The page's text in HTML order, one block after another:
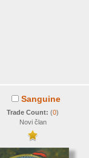
Sanguine
Trade Count:(0)
Novi član